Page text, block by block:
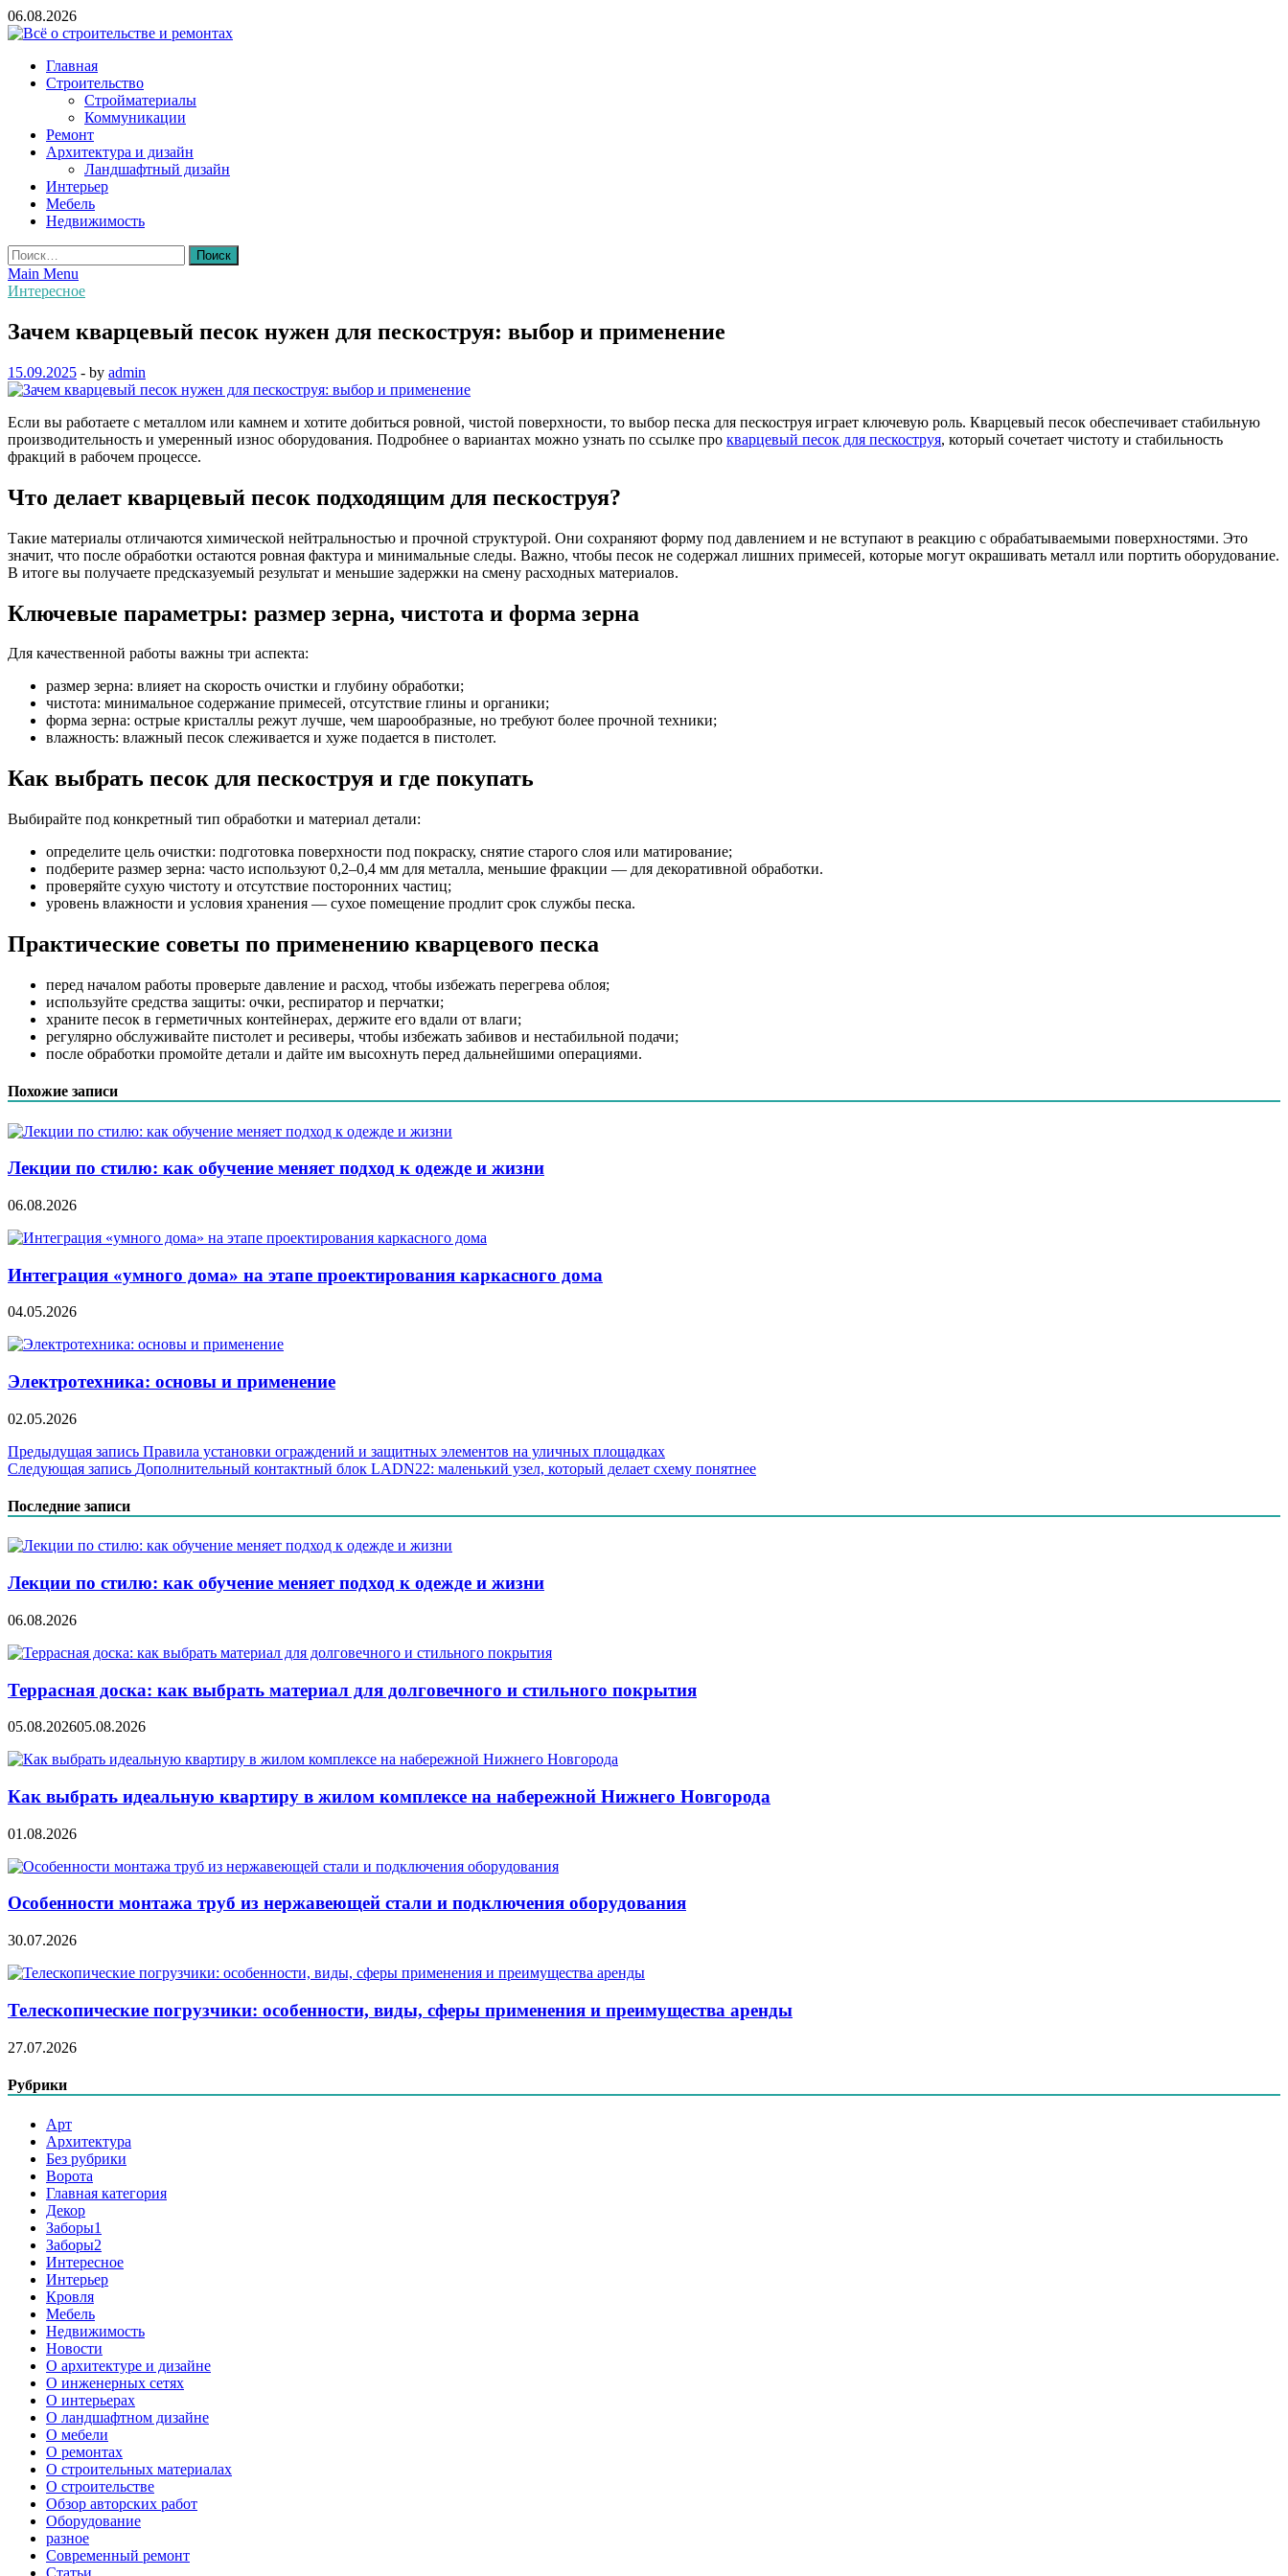
Skip
to
06.08.2026
Всё о строительстве и ремонтах
Главная
Строительство
Стройматериалы
Коммуникации
Ремонт
Архитектура и дизайн
Ландшафтный дизайн
Интерьер
Мебель
Недвижимость
Найти:
Main Menu
Интересное
Зачем кварцевый песок нужен для пескоструя: выбор и применение
15.09.2025 - by admin
Если вы работаете с металлом или камнем и хотите добиться ровной, чистой поверхности, то выбор песка для пескоструя играет ключевую роль. Кварцевый песок обеспечивает стабильную
производительность и умеренный износ оборудования. Подробнее о вариантах можно узнать по ссылке про кварцевый песок для пескоструя, который сочетает чистоту и стабильность
фракций в рабочем процессе.
Что делает кварцевый песок подходящим для пескоструя?
Такие материалы отличаются химической нейтральностью и прочной структурой. Они сохраняют форму под давлением и не вступают в реакцию с обрабатываемыми поверхностями. Это
значит, что после обработки остаются ровная фактура и минимальные следы. Важно, чтобы песок не содержал лишних примесей, которые могут окрашивать металл или портить оборудование.
В итоге вы получаете предсказуемый результат и меньшие задержки на смену расходных материалов.
Ключевые параметры: размер зерна, чистота и форма зерна
Для качественной работы важны три аспекта:
размер зерна: влияет на скорость очистки и глубину обработки;
чистота: минимальное содержание примесей, отсутствие глины и органики;
форма зерна: острые кристаллы режут лучше, чем шарообразные, но требуют более прочной техники;
влажность: влажный песок слеживается и хуже подается в пистолет.
Как выбрать песок для пескоструя и где покупать
Выбирайте под конкретный тип обработки и материал детали:
определите цель очистки: подготовка поверхности под покраску, снятие старого слоя или матирование;
подберите размер зерна: часто используют 0,2–0,4 мм для металла, меньшие фракции — для декоративной обработки.
проверяйте сухую чистоту и отсутствие посторонних частиц;
уровень влажности и условия хранения — сухое помещение продлит срок службы песка.
Практические советы по применению кварцевого песка
перед началом работы проверьте давление и расход, чтобы избежать перегрева облоя;
используйте средства защиты: очки, респиратор и перчатки;
храните песок в герметичных контейнерах, держите его вдали от влаги;
регулярно обслуживайте пистолет и ресиверы, чтобы избежать забивов и нестабильной подачи;
после обработки промойте детали и дайте им высохнуть перед дальнейшими операциями.
Похожие записи
Лекции по стилю: как обучение меняет подход к одежде и жизни
06.08.2026
Интеграция «умного дома» на этапе проектирования каркасного дома
04.05.2026
Электротехника: основы и применение
02.05.2026
Навигация
по
записям
Предыдущая запись Правила установки ограждений и защитных элементов на уличных площадках
Следующая запись Дополнительный контактный блок LADN22: маленький узел, который делает схему понятнее
Последние записи
Лекции по стилю: как обучение меняет подход к одежде и жизни
06.08.2026
Террасная доска: как выбрать материал для долговечного и стильного покрытия
05.08.202605.08.2026
Как выбрать идеальную квартиру в жилом комплексе на набережной Нижнего Новгорода
01.08.2026
Особенности монтажа труб из нержавеющей стали и подключения оборудования
30.07.2026
Телескопические погрузчики: особенности, виды, сферы применения и преимущества аренды
27.07.2026
Рубрики
Арт
Архитектура
Без рубрики
Ворота
Главная категория
Декор
Заборы1
Заборы2
Интересное
Интерьер
Кровля
Мебель
Недвижимость
Новости
О архитектуре и дизайне
О инженерных сетях
О интерьерах
О ландшафтном дизайне
О мебели
О ремонтах
О строительных материалах
О строительстве
Обзор авторских работ
Оборудование
разное
Современный ремонт